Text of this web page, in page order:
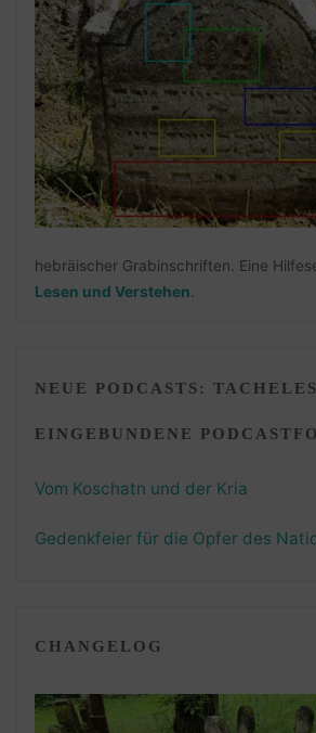
hebräischer Grabinschriften. Eine
Lesen und Verstehen
NEUE PODCASTS:
EINGEBUNDENE
Vom Koschatn und der Kria
Gedenkfeier für die Opfer des
CHANGELOG